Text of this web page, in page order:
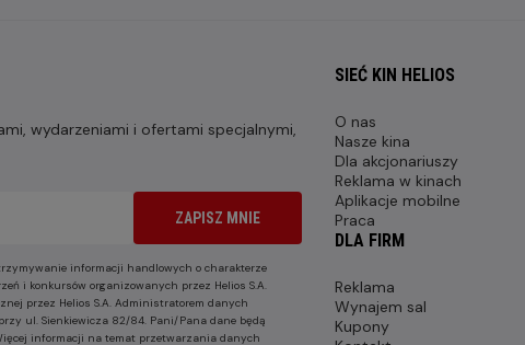
wydarzeniami i ofertami specjalnymi,
ZAPISZ MNIE
informacji handlowych o charakterze
i konkursów organizowanych przez Helios S.A.
przez Helios S.A. Administratorem danych
ul. Sienkiewicza 82/84. Pani/Pana dane będą
informacji na temat przetwarzania danych
SIEĆ KIN HELIOS
O nas
Nasze kina
Dla akcjonariuszy
Reklama w kinach
Aplikacje mobilne
Praca
DLA FIRM
Reklama
Wynajem sal
Kupony